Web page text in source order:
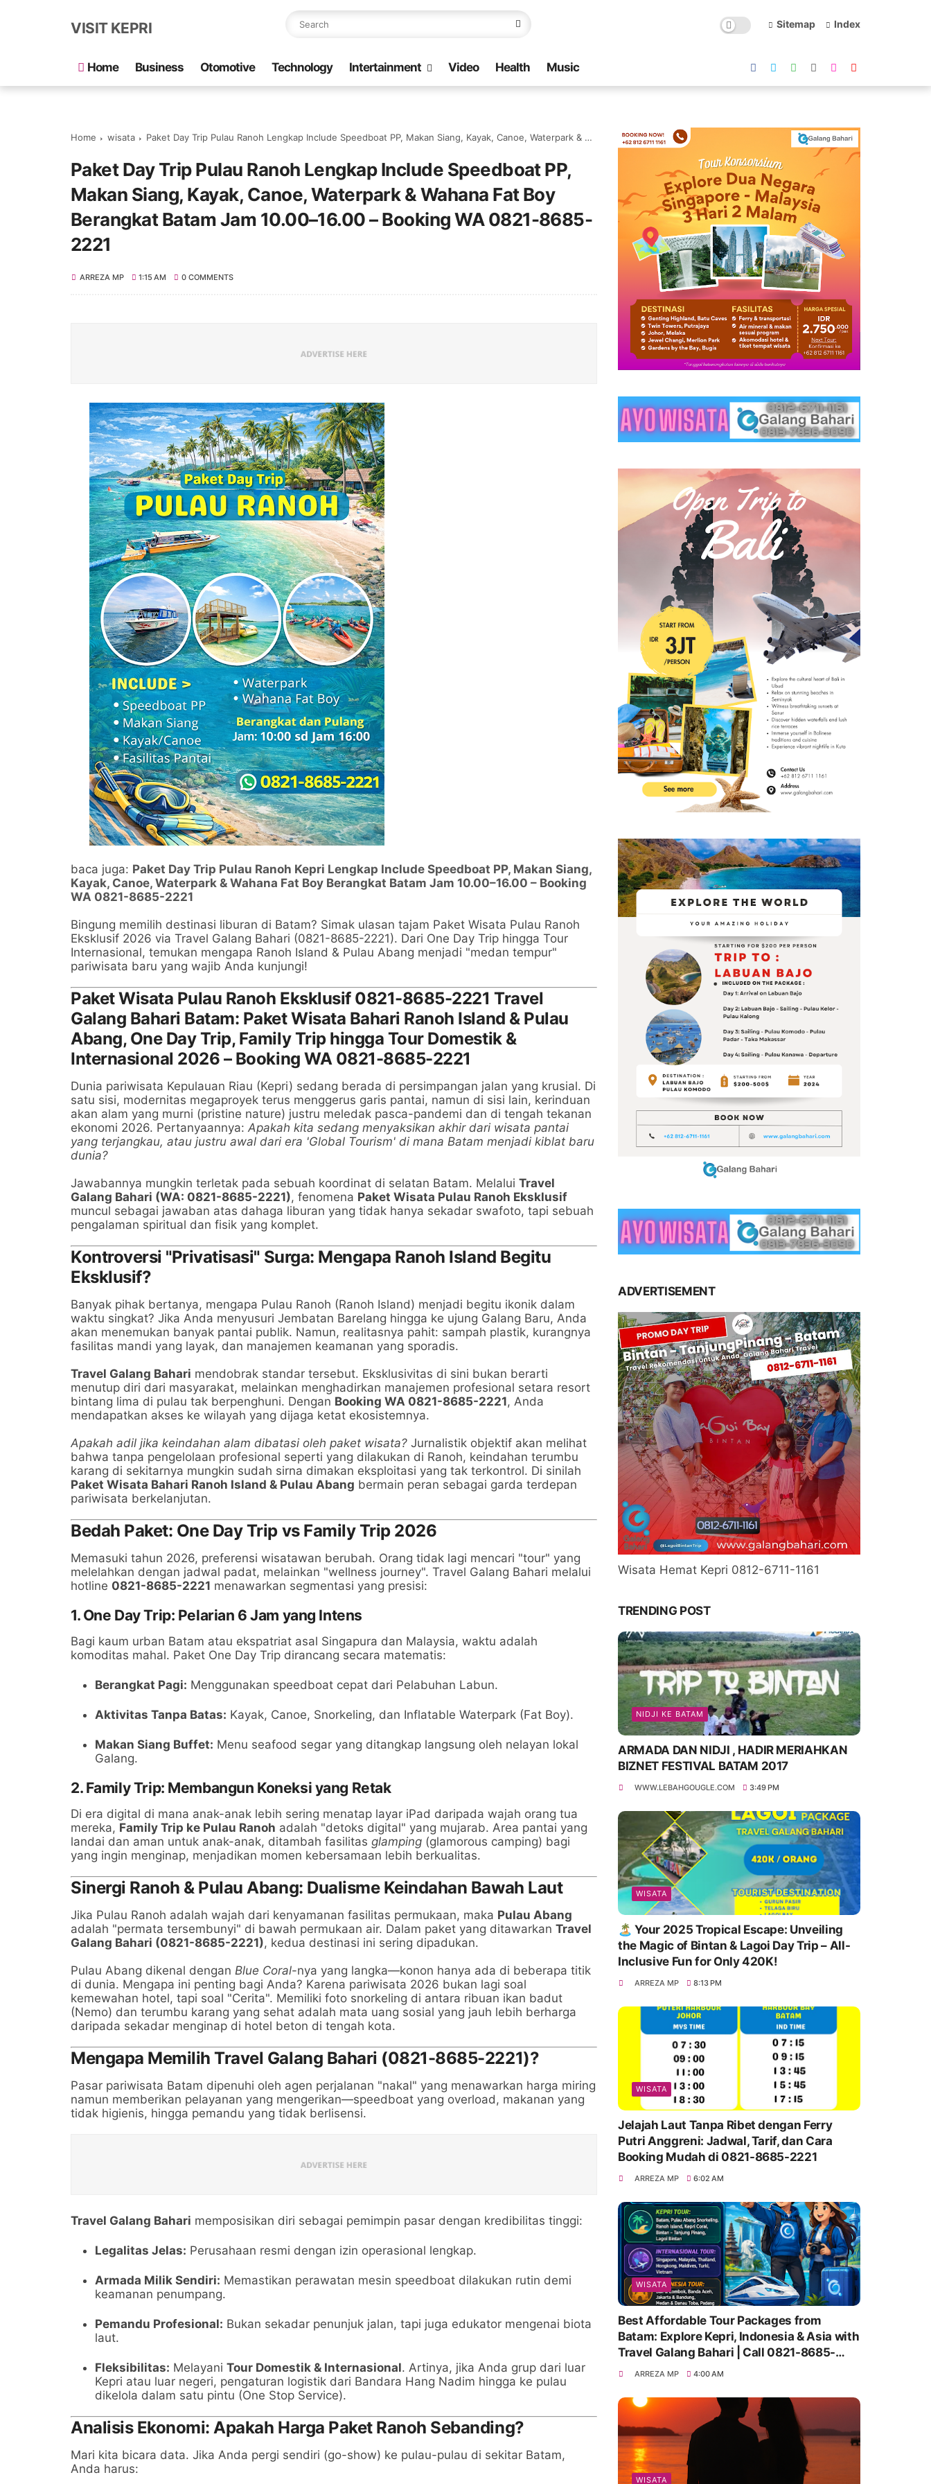
VISIT KEPRI Sitemap Index
Home Business Otomotive Technology Intertainment Video Health Music
Home wisata Paket Day Trip Pulau Ranoh Lengkap Include Speedboat PP, Makan Siang, Kayak, Canoe, Waterpark & Wahana Fat Boy Berangkat Batam Jam 10.00–16.00 – Booking WA 0821-8685-2221
Paket Day Trip Pulau Ranoh Lengkap Include Speedboat PP,
Makan Siang, Kayak, Canoe, Waterpark & Wahana Fat Boy
Berangkat Batam Jam 10.00–16.00 – Booking WA 0821-8685-
2221
ARREZA MP 1:15 AM 0 COMMENTS
baca juga: Paket Day Trip Pulau Ranoh Kepri Lengkap Include Speedboat PP, Makan Siang,
Kayak, Canoe, Waterpark & Wahana Fat Boy Berangkat Batam Jam 10.00–16.00 – Booking
WA 0821-8685-2221
Bingung memilih destinasi liburan di Batam? Simak ulasan tajam Paket Wisata Pulau Ranoh
Eksklusif 2026 via Travel Galang Bahari (0821-8685-2221). Dari One Day Trip hingga Tour
Internasional, temukan mengapa Ranoh Island & Pulau Abang menjadi "medan tempur"
pariwisata baru yang wajib Anda kunjungi!
Paket Wisata Pulau Ranoh Eksklusif 0821-8685-2221 Travel
Galang Bahari Batam: Paket Wisata Bahari Ranoh Island & Pulau
Abang, One Day Trip, Family Trip hingga Tour Domestik &
Internasional 2026 – Booking WA 0821-8685-2221
Dunia pariwisata Kepulauan Riau (Kepri) sedang berada di persimpangan jalan yang krusial. Di
satu sisi, modernitas megaproyek terus menggerus garis pantai, namun di sisi lain, kerinduan
akan alam yang murni (pristine nature) justru meledak pasca-pandemi dan di tengah tekanan
ekonomi 2026. Pertanyaannya: Apakah kita sedang menyaksikan akhir dari wisata pantai
yang terjangkau, atau justru awal dari era 'Global Tourism' di mana Batam menjadi kiblat baru
dunia?
Jawabannya mungkin terletak pada sebuah koordinat di selatan Batam. Melalui Travel
Galang Bahari (WA: 0821-8685-2221), fenomena Paket Wisata Pulau Ranoh Eksklusif
muncul sebagai jawaban atas dahaga liburan yang tidak hanya sekadar swafoto, tapi sebuah
pengalaman spiritual dan fisik yang komplet.
Kontroversi "Privatisasi" Surga: Mengapa Ranoh Island Begitu
Eksklusif?
Banyak pihak bertanya, mengapa Pulau Ranoh (Ranoh Island) menjadi begitu ikonik dalam
waktu singkat? Jika Anda menyusuri Jembatan Barelang hingga ke ujung Galang Baru, Anda
akan menemukan banyak pantai publik. Namun, realitasnya pahit: sampah plastik, kurangnya
fasilitas mandi yang layak, dan manajemen keamanan yang sporadis.
Travel Galang Bahari mendobrak standar tersebut. Eksklusivitas di sini bukan berarti
menutup diri dari masyarakat, melainkan menghadirkan manajemen profesional setara resort
bintang lima di pulau tak berpenghuni. Dengan Booking WA 0821-8685-2221, Anda
mendapatkan akses ke wilayah yang dijaga ketat ekosistemnya.
Apakah adil jika keindahan alam dibatasi oleh paket wisata? Jurnalistik objektif akan melihat
bahwa tanpa pengelolaan profesional seperti yang dilakukan di Ranoh, keindahan terumbu
karang di sekitarnya mungkin sudah sirna dimakan eksploitasi yang tak terkontrol. Di sinilah
Paket Wisata Bahari Ranoh Island & Pulau Abang bermain peran sebagai garda terdepan
pariwisata berkelanjutan.
Bedah Paket: One Day Trip vs Family Trip 2026
Memasuki tahun 2026, preferensi wisatawan berubah. Orang tidak lagi mencari "tour" yang
melelahkan dengan jadwal padat, melainkan "wellness journey". Travel Galang Bahari melalui
hotline 0821-8685-2221 menawarkan segmentasi yang presisi:
1. One Day Trip: Pelarian 6 Jam yang Intens
Bagi kaum urban Batam atau ekspatriat asal Singapura dan Malaysia, waktu adalah
komoditas mahal. Paket One Day Trip dirancang secara matematis:
Berangkat Pagi: Menggunakan speedboat cepat dari Pelabuhan Labun.
Aktivitas Tanpa Batas: Kayak, Canoe, Snorkeling, dan Inflatable Waterpark (Fat Boy).
Makan Siang Buffet: Menu seafood segar yang ditangkap langsung oleh nelayan lokal
Galang.
2. Family Trip: Membangun Koneksi yang Retak
Di era digital di mana anak-anak lebih sering menatap layar iPad daripada wajah orang tua
mereka, Family Trip ke Pulau Ranoh adalah "detoks digital" yang mujarab. Area pantai yang
landai dan aman untuk anak-anak, ditambah fasilitas glamping (glamorous camping) bagi
yang ingin menginap, menjadikan momen kebersamaan lebih berkualitas.
Sinergi Ranoh & Pulau Abang: Dualisme Keindahan Bawah Laut
Jika Pulau Ranoh adalah wajah dari kenyamanan fasilitas permukaan, maka Pulau Abang
adalah "permata tersembunyi" di bawah permukaan air. Dalam paket yang ditawarkan Travel
Galang Bahari (0821-8685-2221), kedua destinasi ini sering dipadukan.
Pulau Abang dikenal dengan Blue Coral-nya yang langka—konon hanya ada di beberapa titik
di dunia. Mengapa ini penting bagi Anda? Karena pariwisata 2026 bukan lagi soal
kemewahan hotel, tapi soal "Cerita". Memiliki foto snorkeling di antara ribuan ikan badut
(Nemo) dan terumbu karang yang sehat adalah mata uang sosial yang jauh lebih berharga
daripada sekadar menginap di hotel beton di tengah kota.
Mengapa Memilih Travel Galang Bahari (0821-8685-2221)?
Pasar pariwisata Batam dipenuhi oleh agen perjalanan "nakal" yang menawarkan harga miring
namun memberikan pelayanan yang mengerikan—speedboat yang overload, makanan yang
tidak higienis, hingga pemandu yang tidak berlisensi.
Travel Galang Bahari memposisikan diri sebagai pemimpin pasar dengan kredibilitas tinggi:
Legalitas Jelas: Perusahaan resmi dengan izin operasional lengkap.
Armada Milik Sendiri: Memastikan perawatan mesin speedboat dilakukan rutin demi
keamanan penumpang.
Pemandu Profesional: Bukan sekadar penunjuk jalan, tapi juga edukator mengenai biota
laut.
Fleksibilitas: Melayani Tour Domestik & Internasional. Artinya, jika Anda grup dari luar
Kepri atau luar negeri, pengaturan logistik dari Bandara Hang Nadim hingga ke pulau
dikelola dalam satu pintu (One Stop Service).
Analisis Ekonomi: Apakah Harga Paket Ranoh Sebanding?
Mari kita bicara data. Jika Anda pergi sendiri (go-show) ke pulau-pulau di sekitar Batam,
Anda harus:
ADVERTISEMENT
Wisata Hemat Kepri 0812-6711-1161
TRENDING POST
NIDJI KE BATAM
ARMADA DAN NIDJI , HADIR MERIAHKAN
BIZNET FESTIVAL BATAM 2017
WWW.LEBAHGOUGLE.COM 3:49 PM
WISATA
🏝️ Your 2025 Tropical Escape: Unveiling
the Magic of Bintan & Lagoi Day Trip – All-
Inclusive Fun for Only 420K!
ARREZA MP 8:13 PM
WISATA
Jelajah Laut Tanpa Ribet dengan Ferry
Putri Anggreni: Jadwal, Tarif, dan Cara
Booking Mudah di 0821-8685-2221
ARREZA MP 6:02 AM
WISATA
Best Affordable Tour Packages from
Batam: Explore Kepri, Indonesia & Asia with
Travel Galang Bahari | Call 0821-8685-
2221ARREZA MP 4:00 AM
WISATA